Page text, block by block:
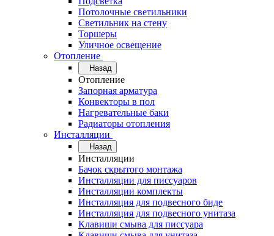
Потолочные светильники
Светильник на стену
Торшеры
Уличное освещение
Отопление
Назад
Отопление
Запорная арматура
Конвекторы в пол
Нагревательные баки
Радиаторы отопления
Инсталляции
Назад
Инсталляции
Бачок скрытого монтажа
Инсталляции для писсуаров
Инсталляции комплекты
Инсталляция для подвесного биде
Инсталляция для подвесного унитаза
Клавиши смыва для писсуара